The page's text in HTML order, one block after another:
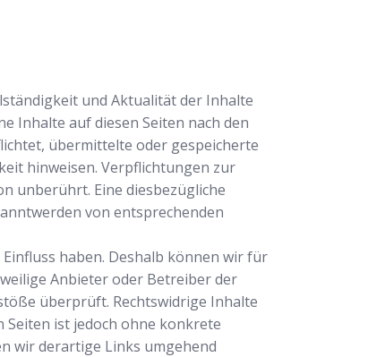
und Aktualität der Inhalte
Inhalte auf diesen Seiten nach den
übermittelte oder gespeicherte
hinweisen. Verpflichtungen zur
unberührt. Eine diesbezügliche
von entsprechenden
haben. Deshalb können wir für
Anbieter oder Betreiber der
überprüft. Rechtswidrige Inhalte
ist jedoch ohne konkrete
wir derartige Links umgehend